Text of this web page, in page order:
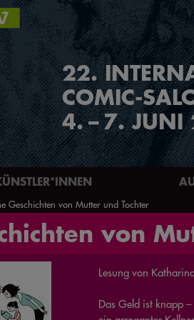
22.
COMIC-
4. –7. JUNI
Geschichten von Mutter und Tochter
von
Lesung von
Das Geld ist knapp